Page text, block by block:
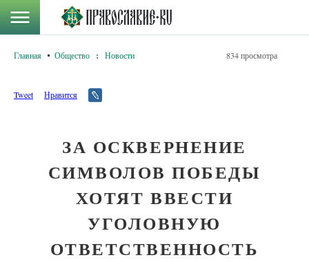
Главная Общество : Новости 834 просмотра
Tweet Нравится
ЗА ОСКВЕРНЕНИЕ
СИМВОЛОВ ПОБЕДЫ
ХОТЯТ ВВЕСТИ
УГОЛОВНУЮ
ОТВЕТСТВЕННОСТЬ